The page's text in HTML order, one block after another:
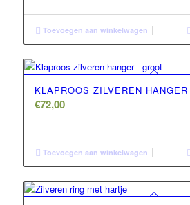
Toevoegen aan winkelwagen
KLAPROOS ZILVEREN
€72,00
Toevoegen aan winkelwagen